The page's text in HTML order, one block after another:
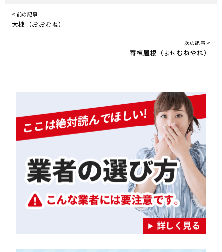
< 前の記事
大棟（おおむね）
次の記事 >
寄棟屋根（よせむねやね）